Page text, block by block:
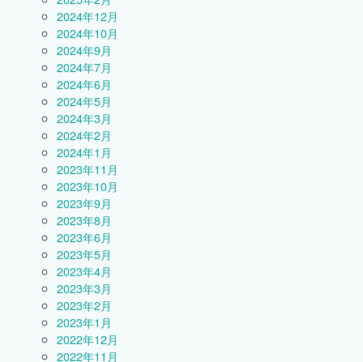
2024年12月
2024年10月
2024年9月
2024年7月
2024年6月
2024年5月
2024年3月
2024年2月
2024年1月
2023年11月
2023年10月
2023年9月
2023年8月
2023年6月
2023年5月
2023年4月
2023年3月
2023年2月
2023年1月
2022年12月
2022年11月